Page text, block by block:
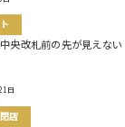
央改札前の先が見えない
日
店